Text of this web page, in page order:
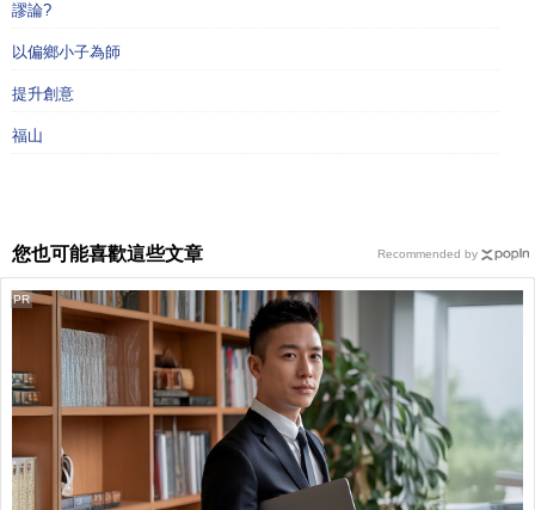
謬論?
以偏鄉小子為師
提升創意
福山
您也可能喜歡這些文章
PR
Recommended by